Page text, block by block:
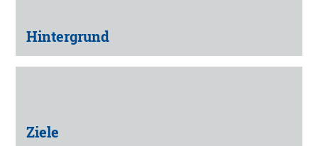
Hintergrund
Ziele